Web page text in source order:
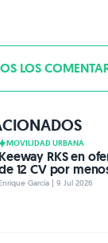
LOS
MOVILIDAD URBANA
Keeway RKS en
12 CV por
García | 9 Jul 2026